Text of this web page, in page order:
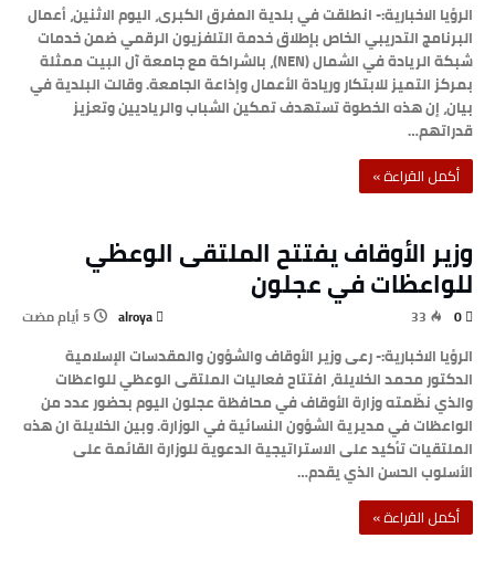
الرؤيا الاخبارية:- انطلقت في بلدية المفرق الكبرى، اليوم الاثنين، أعمال
البرنامج التدريبي الخاص بإطلاق خدمة التلفزيون الرقمي ضمن خدمات
شبكة الريادة في الشمال (NEN)، بالشراكة مع جامعة آل البيت ممثلة
بمركز التميز للابتكار وريادة الأعمال وإذاعة الجامعة. وقالت البلدية في
بيان، إن هذه الخطوة تستهدف تمكين الشباب والرياديين وتعزيز
قدراتهم…
‫أكمل القراءة »‬
وزير الأوقاف يفتتح الملتقى الوعظي
للواعظات في عجلون
33
الرؤيا الاخبارية:- رعى وزير الأوقاف والشؤون والمقدسات الإسلامية
الدكتور محمد الخلايلة، افتتاح فعاليات الملتقى الوعظي للواعظات
والذي نظّمته وزارة الأوقاف في محافظة عجلون اليوم بحضور عدد من
الواعظات في مديرية الشؤون النسائية في الوزارة. وبين الخلايلة ان هذه
الملتقيات تأكيد على الاستراتيجية الدعوية للوزارة القائمة على
الأسلوب الحسن الذي يقدم…
‫أكمل القراءة »‬